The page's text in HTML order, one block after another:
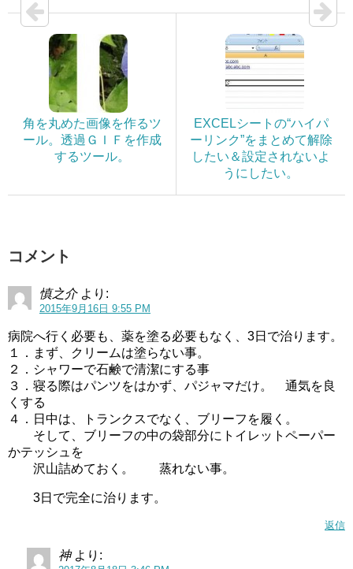
角を丸めた画像を作るツ
ール。透過ＧＩＦを作成
するツール。
EXCELシートの“ハイパ
ーリンク”をまとめて解除
したい＆設定されないよ
うにしたい。
コメント
慎之介 より:
2015年9月16日 9:55 PM
病院へ行く必要も、薬を塗る必要もなく、3日で治ります。
１．まず、クリームは塗らない事。
２．シャワーで石鹸で清潔にする事
３．寝る際はパンツをはかず、パジャマだけ。 通気を良
くする
４．日中は、トランクスでなく、ブリーフを履く。
そして、ブリーフの中の袋部分にトイレットペーパー
かテッシュを
沢山詰めておく。 蒸れない事。
3日で完全に治ります。
返信
神 より: